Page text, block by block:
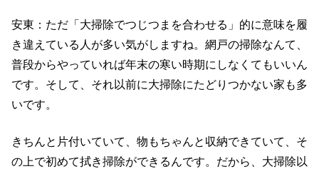
安東：ただ「大掃除でつじつまを合わせる」的に意味を履
き違えている人が多い気がしますね。網戸の掃除なんて、
普段からやっていれば年末の寒い時期にしなくてもいいん
です。そして、それ以前に大掃除にたどりつかない家も多
いです。
きちんと片付いていて、物もちゃんと収納できていて、そ
の上で初めて拭き掃除ができるんです。だから、大掃除以